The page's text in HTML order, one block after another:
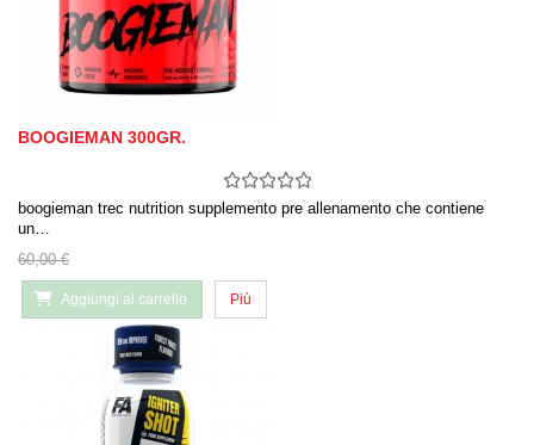
BOOGIEMAN 300GR.
boogieman trec nutrition supplemento pre allenamento che contiene
un…
60,00 €
Aggiungi al carrello Più